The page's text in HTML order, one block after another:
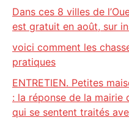
Dans ces 8 villes de
est gratuit en août, sur
voici comment les
pratiques
ENTRETIEN. Petites
: la réponse de la mairie
qui se sentent traités